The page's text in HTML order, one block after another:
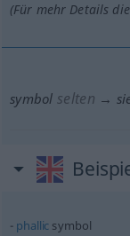
(Für mehr Details
symbol selten →
phallic symbol